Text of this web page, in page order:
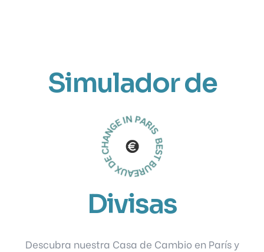
Simulador de
Divisas
Descubra nuestra Casa de Cambio en París y